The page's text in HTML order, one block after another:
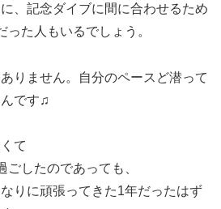
、記念ダイブに間に合わせるため
た人もいるでしょう。
りません。自分のペースど潜って
です♫
て
したのであっても、
りに頑張ってきた1年だったはず